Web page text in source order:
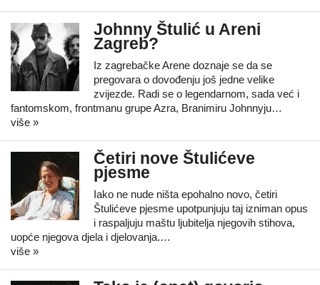
Johnny Štulić u Areni
Zagreb?
Iz zagrebačke Arene doznaje se da se
pregovara o dovođenju još jedne velike
zvijezde. Radi se o legendarnom, sada već i
fantomskom, frontmanu grupe Azra, Branimiru Johnnyju…
više »
Četiri nove Štulićeve
pjesme
Iako ne nude ništa epohalno novo, četiri
Štulićeve pjesme upotpunjuju taj izniman opus
i raspaljuju maštu ljubitelja njegovih stihova,
uopće njegova djela i djelovanja.…
više »